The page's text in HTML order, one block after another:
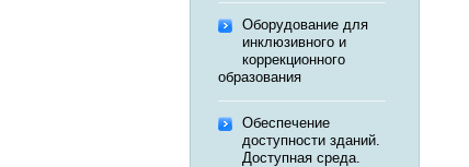
Оборудование для
инклюзивного и
коррекционного
образования
Обеспечение
доступности зданий.
Доступная среда.